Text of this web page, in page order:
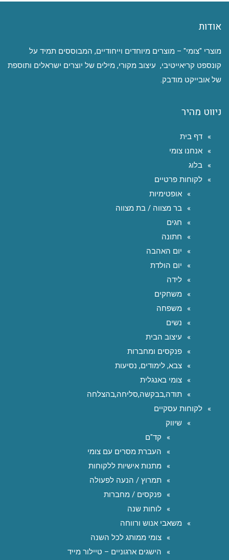
אודות
מוצרי "צומי" – מוצרים מיוחדים וייחודיים, המבוססים תמיד על
קונספט קריאייטיבי, עיצוב מקורי, מילים של יוצרים ישראלים ותוספת
של אובייקט מודבק.
ניווט מהיר
דף בית
אנחנו צומי
בלוג
לקוחות פרטיים
אופטימיות
בר מצווה / בת מצווה
חגים
חתונה
יום האהבה
יום הולדת
לידה
משחקים
משפחה
נשים
עיצוב הבית
פנקסים ומחברות
צבא, לימודים, נסיעות
צומי באנגלית
תודה,בבקשה,סליחה,בהצלחה
לקוחות עסקיים
שיווק
קד"ם
העברת מסרים עם צומי
מתנות אישיות ללקוחות
תמרוץ / הנעה לפעולה
פנקסים / מחברות
לוחות שנה
משאבי אנוש ורווחה
צומי ממותג לכל השנה
הישגים ארגוניים – טיילור מייד